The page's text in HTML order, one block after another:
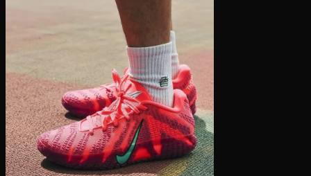
Adidas Campus
Adidas Dame 8
Adidas Harden
Ultra Boost
Ultra Boost 22
Ultra Boost 4.0
Giày chạy Adidas
Adidas Adizero